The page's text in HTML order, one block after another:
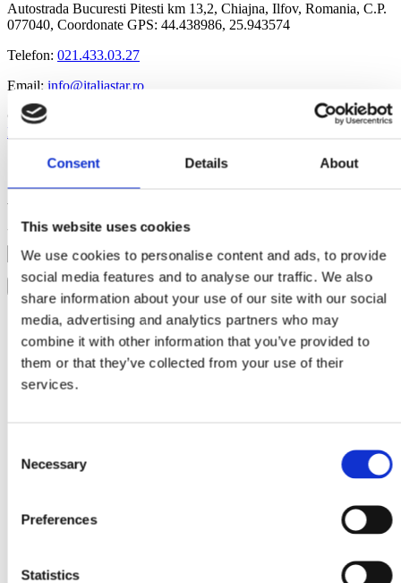
Consent Details About
This website uses cookies
We use cookies to personalise content and ads, to provide
social media features and to analyse our traffic. We also
share information about your use of our site with our social
media, advertising and analytics partners who may
combine it with other information that you’ve provided to
them or that they’ve collected from your use of their
services.
Selection
Necessary
Preferences
Statistics
Schele si Scari
Schela Clasica
Autostrada Bucuresti Pitesti km 13,2, Chiajna, Ilfov, Romania, C.P.
077040, Coordonate GPS: 44.438986, 25.943574
Telefon: 021.433.03.27
Email: info@italiastar.ro
© 2026 Italia Star. Toate drepturile rezervate.
Webdesign End Soft
Design
Username
Login Inchide
Parola uitata?